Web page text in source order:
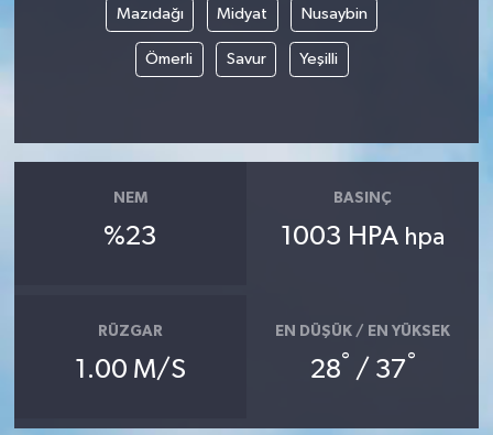
Mazıdağı Midyat Nusaybin
Ömerli Savur Yeşilli
NEM
%23
BASINÇ
1003 HPA hpa
RÜZGAR
1.00 M/S
EN DÜŞÜK / EN YÜKSEK
28° / 37°